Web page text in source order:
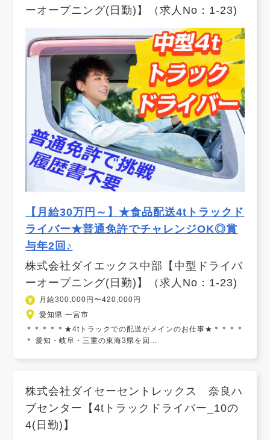
ーオープニング(日勤)】（求人No：1-23)
【月給30万円～】★食品配送4tトラックド
ライバー★普通免許でチャレンジOK◎賞
与年2回♪
株式会社ダイエックス中部【中型ドライバ
ーオープニング(日勤)】（求人No：1-23)
月給300,000円〜420,000円
愛知県 一宮市
＊＊＊＊＊★4tトラックでの配送がメインのお仕事★＊＊＊＊
＊ 愛知・岐阜・三重の東海3県を回...
株式会社ダイセーセントレックス 奈良ハ
ブセンター【4tトラックドライバー_10の
4(日勤)】